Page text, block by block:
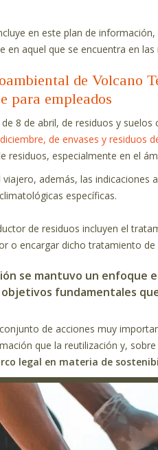
en este plan de
en aquel que se encuentra en
de Volcano
para empleados
8 de abril, de residuos y
de envases y residuos
residuos, especialmente en el
además, las indicaciones
específicas.
de residuos incluyen el
o encargar dicho tratamiento
se mantuvo un enfoque
fundamentales
de acciones muy
que la reutilización y,
legal en materia de